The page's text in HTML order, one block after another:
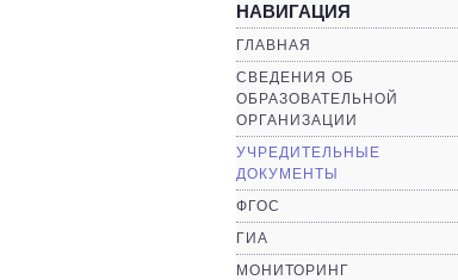
НАВИГАЦИЯ
ГЛАВНАЯ
СВЕДЕНИЯ ОБ
ОБРАЗОВАТЕЛЬНОЙ
ОРГАНИЗАЦИИ
УЧРЕДИТЕЛЬНЫЕ
ДОКУМЕНТЫ
ФГОС
ГИА
МОНИТОРИНГ